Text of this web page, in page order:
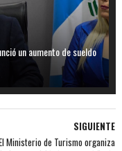
un aumento de sueldo
SIGUIENTE
Ministerio de Turismo organiza